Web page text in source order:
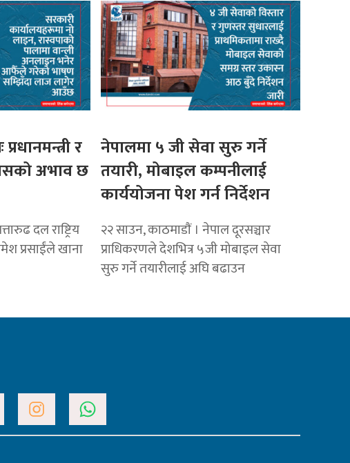
र
अभाव छ
दल राष्ट्रिय
प्रसाईंले खाना
नेपालमा ५ जी सेवा सुरु गर्ने
तयारी, मोबाइल कम्पनीलाई
कार्ययोजना पेश गर्न निर्देशन
२२ साउन, काठमाडाैं । नेपाल दूरसञ्चार
प्राधिकरणले देशभित्र ५जी मोबाइल सेवा
सुरु गर्ने तयारीलाई अघि बढाउन